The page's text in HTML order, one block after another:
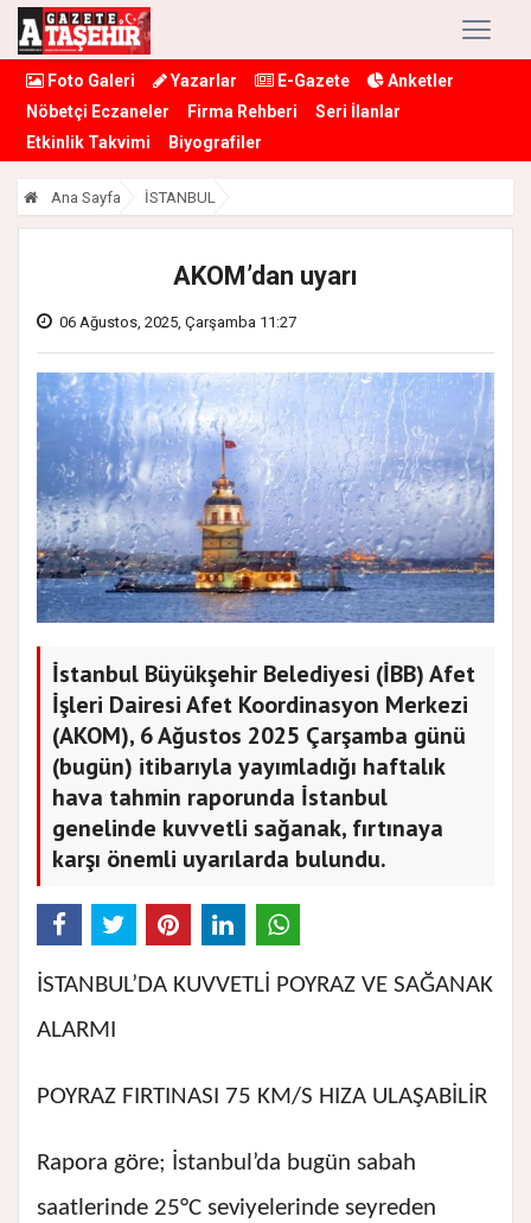
Foto Galeri Yazarlar E-Gazete
Anketler
Nöbetçi Eczaneler
Firma Rehberi
Seri İlanlar
Etkinlik Takvimi
Biyografiler
Ana Sayfa İSTANBUL
AKOM’dan uyarı
06 Ağustos, 2025, Çarşamba 11:27
İstanbul Büyükşehir Belediyesi (İBB) Afet
İşleri Dairesi Afet Koordinasyon Merkezi
(AKOM), 6 Ağustos 2025 Çarşamba günü
(bugün) itibarıyla yayımladığı haftalık
hava tahmin raporunda İstanbul
genelinde kuvvetli sağanak, fırtınaya
karşı önemli uyarılarda bulundu.
İSTANBUL’DA KUVVETLİ POYRAZ VE SAĞANAK
ALARMI
POYRAZ FIRTINASI 75 KM/S HIZA ULAŞABİLİR
Rapora göre; İstanbul’da bugün sabah
saatlerinde 25°C seviyelerinde seyreden